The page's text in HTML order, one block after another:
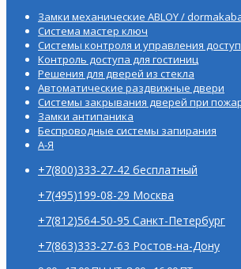
Замки механические ABLOY /
Система мастер ключ
Системы контроля и управления
Контроль доступа для гостиниц
Решения для дверей из стекла
Автоматические раздвижные двери
Системы закрывания дверей при
Замки антипаника
Беспроводные системы запирания
А-Я
+7(800)333-27-42 бесплатный
+7(495)199-08-29 Москва
+7(812)564-50-95 Санкт-Петербург
+7(863)333-27-63 Ростов-на-Дону